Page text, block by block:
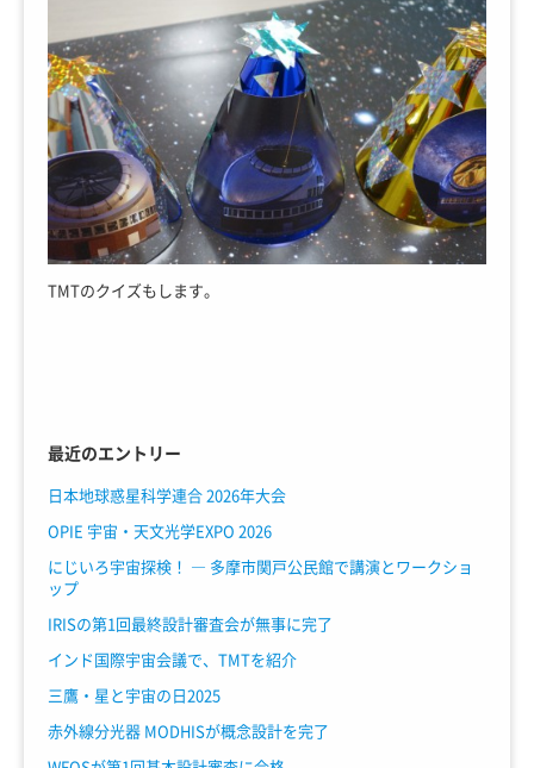
TMTのクイズもします。
最近のエントリー
日本地球惑星科学連合 2026年大会
OPIE 宇宙・天文光学EXPO 2026
にじいろ宇宙探検！ ― 多摩市関戸公民館で講演とワークショ
ップ
IRISの第1回最終設計審査会が無事に完了
インド国際宇宙会議で、TMTを紹介
三鷹・星と宇宙の日2025
赤外線分光器 MODHISが概念設計を完了